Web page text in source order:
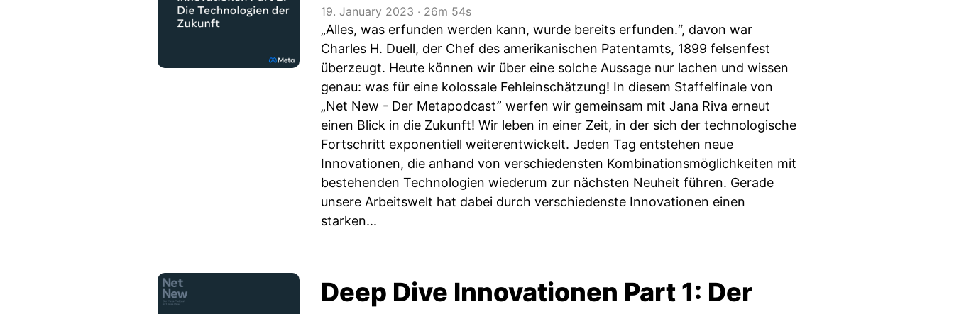
19. January 2023 ‧ 26m 54s
„Alles, was erfunden werden kann, wurde bereits erfunden.“, davon war
Charles H. Duell, der Chef des amerikanischen Patentamts, 1899 felsenfest
überzeugt. Heute können wir über eine solche Aussage nur lachen und wissen
genau: was für eine kolossale Fehleinschätzung! In diesem Staffelfinale von
„Net New - Der Metapodcast” werfen wir gemeinsam mit Jana Riva erneut
einen Blick in die Zukunft! Wir leben in einer Zeit, in der sich der technologische
Fortschritt exponentiell weiterentwickelt. Jeden Tag entstehen neue
Innovationen, die anhand von verschiedensten Kombinationsmöglichkeiten mit
bestehenden Technologien wiederum zur nächsten Neuheit führen. Gerade
unsere Arbeitswelt hat dabei durch verschiedenste Innovationen einen
starken...
Deep Dive Innovationen Part 1: Der